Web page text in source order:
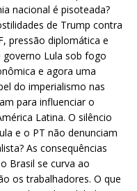
nacional é pisoteada?
de Trump contra
pressão diplomática e
governo Lula sob fogo
e agora uma
do imperialismo nas
para influenciar o
Latina. O silêncio
e o PT não denunciam
As consequências
Brasil se curva ao
os trabalhadores. O que